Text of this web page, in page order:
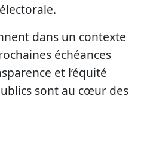
dans un contexte
échéances
et l’équité
sont au cœur des